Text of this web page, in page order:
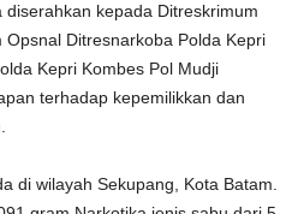
kepada Ditreskrimum
Ditresnarkoba Polda Kepri
Kepri Kombes Pol Mudji
terhadap kepemilikkan dan
di wilayah Sekupang, Kota Batam.